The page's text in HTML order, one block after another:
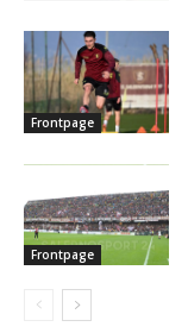
Frontpage
Frontpage